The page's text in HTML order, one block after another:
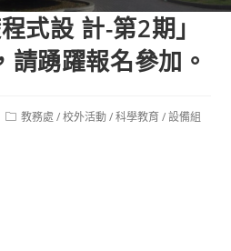
式設 計-第2期」
請踴躍報名參加。
Post教務處 / 校外活動 / 科學教育 / 設備組